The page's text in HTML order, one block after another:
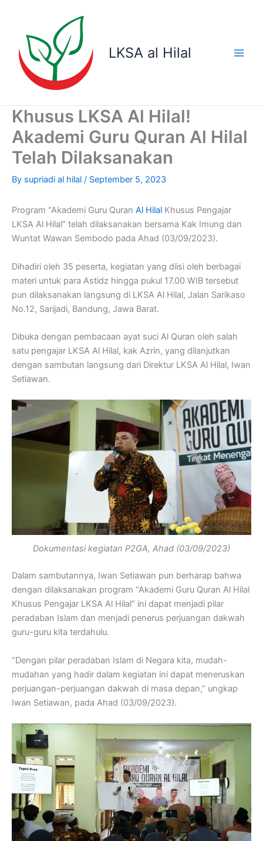
content
LKSA al Hilal
Khusus LKSA Al Hilal!
Akademi Guru Quran Al Hilal
Telah Dilaksanakan
By supriadi al hilal / September 5, 2023
Program “Akademi Guru Quran Al Hilal Khusus Pengajar
LKSA Al Hilal” telah dilaksanakan bersama Kak Imung dan
Wuntat Wawan Sembodo pada Ahad (03/09/2023).
Dihadiri oleh 35 peserta, kegiatan yang diisi oleh berbagai
materi untuk para Astidz hingga pukul 17.00 WIB tersebut
pun dilaksanakan langsung di LKSA Al Hilal, Jalan Sarikaso
No.12, Sarijadi, Bandung, Jawa Barat.
Dibuka dengan pembacaan ayat suci Al Quran oleh salah
satu pengajar LKSA Al Hilal, kak Azrin, yang dilanjutkan
dengan sambutan langsung dari Direktur LKSA Al Hilal, Iwan
Setiawan.
Dokumentasi kegiatan P2GA, Ahad (03/09/2023)
Dalam sambutannya, Iwan Setiawan pun berharap bahwa
dengan dilaksanakan program “Akademi Guru Quran Al Hilal
Khusus Pengajar LKSA Al Hilal” ini dapat menjadi pilar
peradaban Islam dan menjadi penerus perjuangan dakwah
guru-guru kita terdahulu.
“Dengan pilar peradaban Islam di Negara kita, mudah-
mudahan yang hadir dalam kegiatan ini dapat meneruskan
perjuangan-perjuangan dakwah di masa depan,” ungkap
Iwan Setiawan, pada Ahad (03/09/2023).